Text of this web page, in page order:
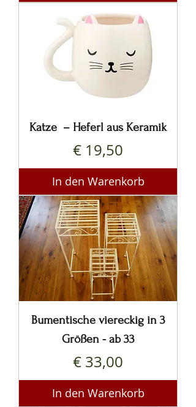
Katze – Heferl aus Keramik
Preis
€ 19,50
In den Warenkorb
Bumentische viereckig in 3
Größen - ab 33
Preis
€ 33,00
In den Warenkorb